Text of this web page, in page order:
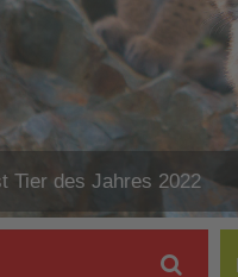
Tier des Jahres 2022